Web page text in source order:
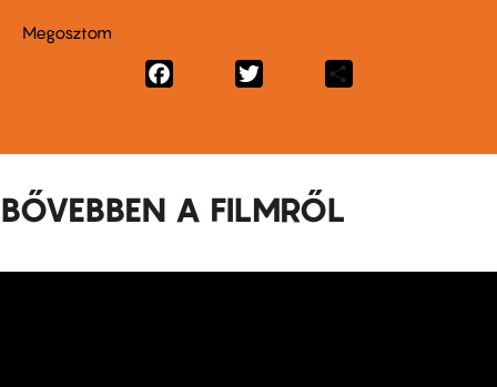
Megosztom
Facebook
BŐVEBBEN A FILMRŐL